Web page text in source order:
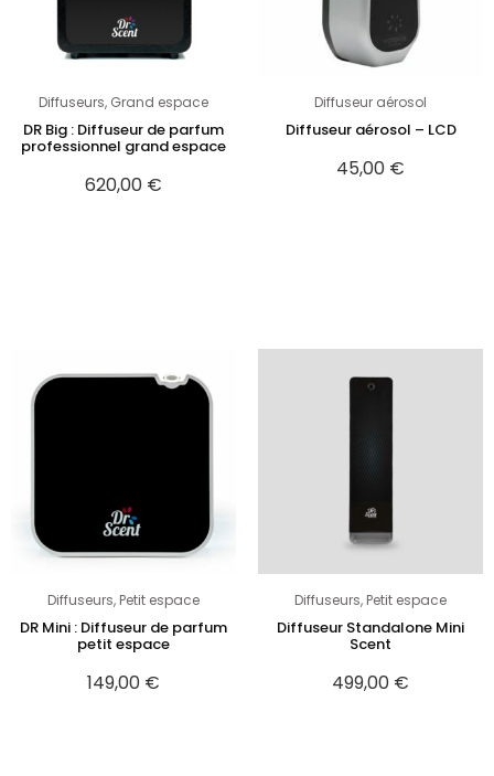
Diffuseurs, Grand espace
DR Big : Diffuseur de parfum
professionnel grand espace
620,00 €
Diffuseur aérosol
Diffuseur aérosol – LCD
45,00 €
Diffuseurs, Petit espace
DR Mini : Diffuseur de parfum
petit espace
149,00 €
Diffuseurs, Petit espace
Diffuseur Standalone Mini
Scent
499,00 €